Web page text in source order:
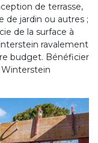
de terrasse,
de jardin ou autres ;
de la surface à
ravalement
budget. Bénéficier
Winterstein